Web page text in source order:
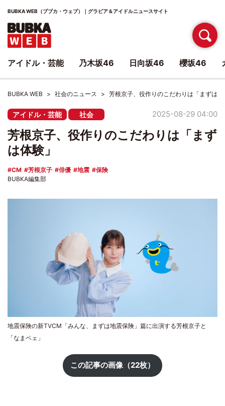
BUBKA WEB（ブブカ・ウェブ）｜グラビア＆アイドルニュースサイト
BUBKA WEB 社会のニュース 芳根京子、役作りのこだわりは「まずは体
アイドル・芸能 社会 2025-08-29 04:00
芳根京子、役作りのこだわりは「まず
は体験」
CM 芳根京子 俳優 地震
保険
BUBKA編集部
地震保険の新TVCM「みんな、まずは地震保険」篇に出演する芳根京子と
「なまベェ」
この記事の画像（22枚）
アイドル・芸能 乃木坂46 日向坂46 櫻坂46